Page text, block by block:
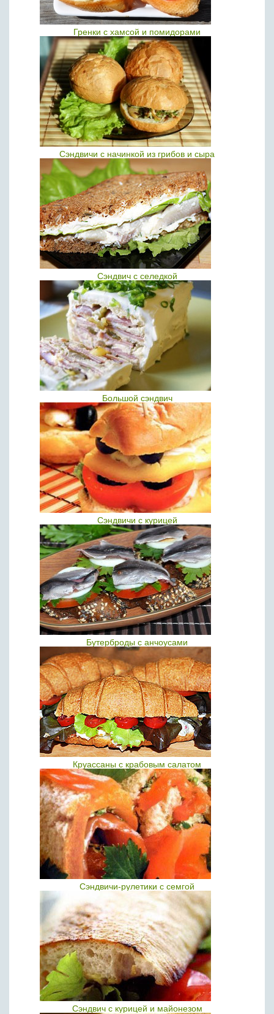
Гренки с хамсой и помидорами
Сэндвичи с начинкой из грибов и сыра
Сэндвич с селедкой
Большой сэндвич
Сэндвичи с курицей
Бутерброды с анчоусами
Круассаны с крабовым салатом
Сэндвичи-рулетики с семгой
Сэндвич с курицей и майонезом